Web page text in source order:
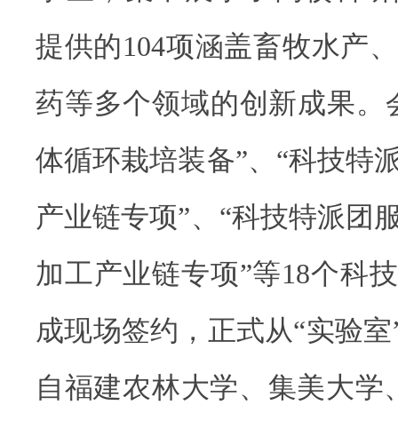
提供的104项涵盖畜牧水产
药等多个领域的创新成果。
体循环栽培装备”、“科技特
产业链专项”、“科技特派团
加工产业链专项”等18个科
成现场签约，正式从“实验
自福建农林大学、集美大学